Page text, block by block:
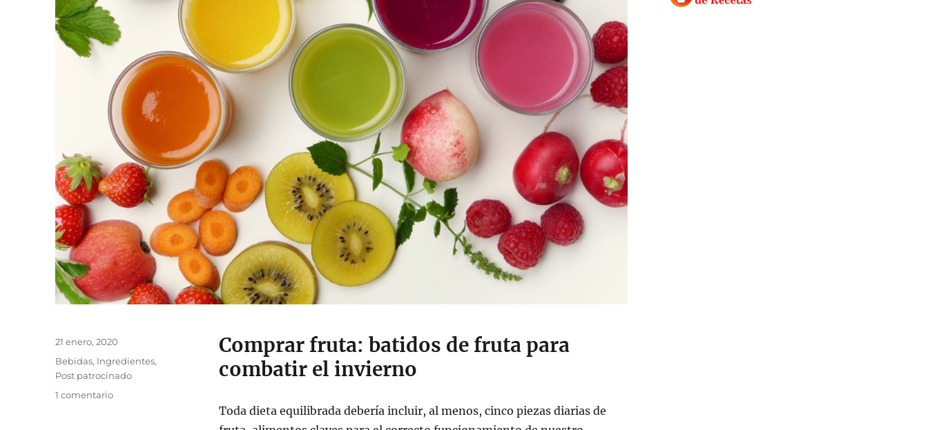
Comprar fruta: batidos de fruta para
combatir el invierno
Toda dieta equilibrada debería incluir, al menos, cinco piezas diarias de
Publicado
21 enero, 2020
Categorías
Bebidas, Ingredientes,
Post patrocinado
1 comentarioen